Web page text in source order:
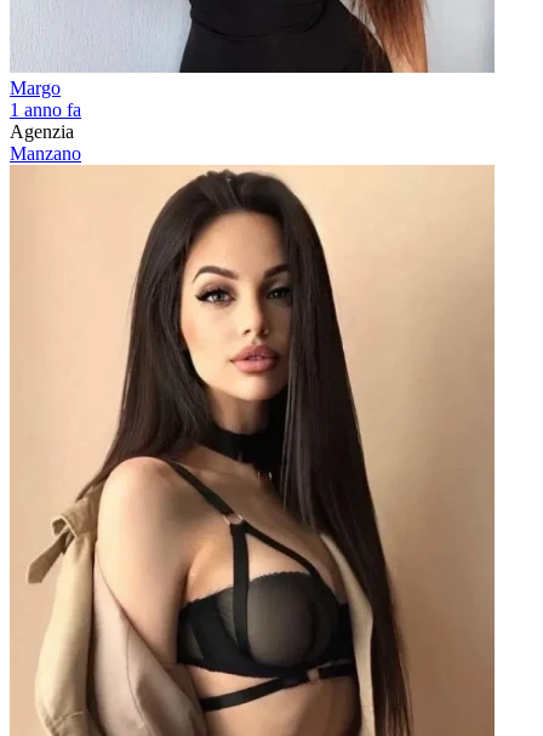
Margo
1 anno fa
Agenzia
Manzano